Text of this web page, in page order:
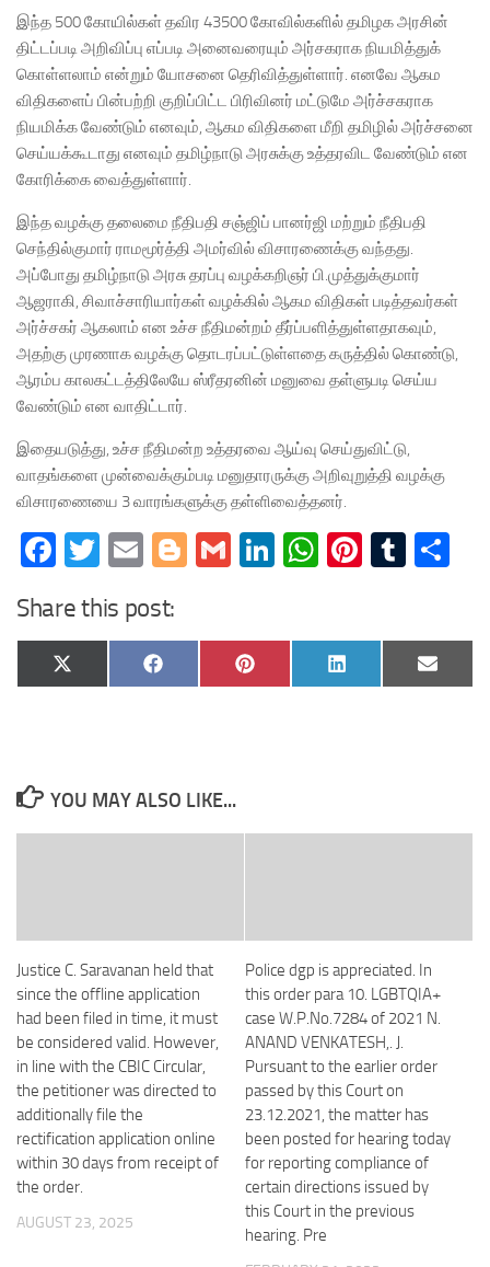
இந்த 500 கோயில்கள் தவிர 43500 கோவில்களில் தமிழக அரசின்
திட்டப்படி அறிவிப்பு எப்படி அனைவரையும் அர்சகராக நியமித்துக்
கொள்ளலாம் என்றும் யோசனை தெரிவித்துள்ளார். எனவே ஆகம
விதிகளைப் பின்பற்றி குறிப்பிட்ட பிரிவினர் மட்டுமே அர்ச்சகராக
நியமிக்க வேண்டும் எனவும், ஆகம விதிகளை மீறி தமிழில் அர்ச்சனை
செய்யக்கூடாது எனவும் தமிழ்நாடு அரசுக்கு உத்தரவிட வேண்டும் என
கோரிக்கை வைத்துள்ளார்.
இந்த வழக்கு தலைமை நீதிபதி சஞ்ஜிப் பானர்ஜி மற்றும் நீதிபதி
செந்தில்குமார் ராமமூர்த்தி அமர்வில் விசாரணைக்கு வந்தது.
அப்போது தமிழ்நாடு அரசு தரப்பு வழக்கறிஞர் பி.முத்துக்குமார்
ஆஜராகி, சிவாச்சாரியார்கள் வழக்கில் ஆகம விதிகள் படித்தவர்கள்
அர்ச்சகர் ஆகலாம் என உச்ச நீதிமன்றம் தீர்ப்பளித்துள்ளதாகவும்,
அதற்கு முரணாக வழக்கு தொடரப்பட்டுள்ளதை கருத்தில் கொண்டு,
ஆரம்ப காலகட்டத்திலேயே ஸ்ரீதரனின் மனுவை தள்ளுபடி செய்ய
வேண்டும் என வாதிட்டார்.
இதையடுத்து, உச்ச நீதிமன்ற உத்தரவை ஆய்வு செய்துவிட்டு,
வாதங்களை முன்வைக்கும்படி மனுதாரருக்கு அறிவுறுத்தி வழக்கு
விசாரணையை 3 வாரங்களுக்கு தள்ளிவைத்தனர்.
Facebook
Twitter
EmailBlogger
GmailLinkedIn
WhatsApp
Share this post:
Share
on
X
(Twitter)
Share
on
Facebook
Share
on
Pinterest
Share
on
LinkedIn
Share
on
Email
YOU MAY ALSO LIKE...
Justice C. Saravanan held that
since the offline application
had been filed in time, it must
be considered valid. However,
in line with the CBIC Circular,
the petitioner was directed to
additionally file the
rectification application online
within 30 days from receipt of
the order.
AUGUST 23, 2025
Police dgp is appreciated. In
this order para 10. LGBTQIA+
case W.P.No.7284 of 2021 N.
ANAND VENKATESH,. J.
Pursuant to the earlier order
passed by this Court on
23.12.2021, the matter has
been posted for hearing today
for reporting compliance of
certain directions issued by
this Court in the previous
hearing. Pre